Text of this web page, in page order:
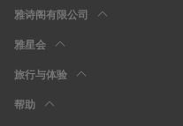
雅诗阁有限公司
雅星会
旅行与体验
帮助